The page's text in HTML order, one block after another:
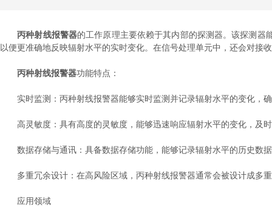
丙种射线报警器的工作原理主要依赖于其内部的探测器。该探测
以便更准确地反映辐射水平的实时变化。在信号处理单元中，还会对
丙种射线报警器功能特点：
实时监测：丙种射线报警器能够实时监测并记录辐射水平的变化，
高灵敏度：具有高度的灵敏度，能够迅速响应辐射水平的变化，及
数据存储与通讯：具备数据存储功能，能够记录辐射水平的历史数
多重冗余设计：在高风险区域，丙种射线报警器通常会被设计成多
应用领域